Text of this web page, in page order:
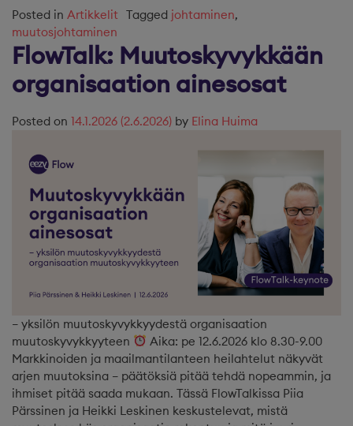
Posted in Artikkelit Tagged johtaminen,
muutosjohtaminen
FlowTalk: Muutoskyvykkään
organisaation ainesosat
Posted on 14.1.2026 (2.6.2026) by Elina Huima
– yksilön muutoskyvykkyydestä organisaation
muutoskyvykkyyteen
Aika: pe 12.6.2026 klo 8.30-9.00
Markkinoiden ja maailmantilanteen heilahtelut näkyvät
arjen muutoksina – päätöksiä pitää tehdä nopeammin, ja
ihmiset pitää saada mukaan. Tässä FlowTalkissa Piia
Pärssinen ja Heikki Leskinen keskustelevat, mistä